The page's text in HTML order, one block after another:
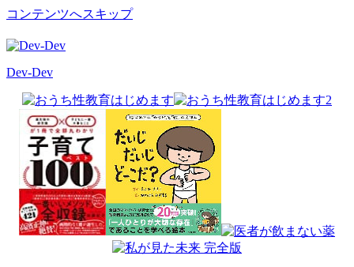
コンテンツへスキップ
Dev-Dev